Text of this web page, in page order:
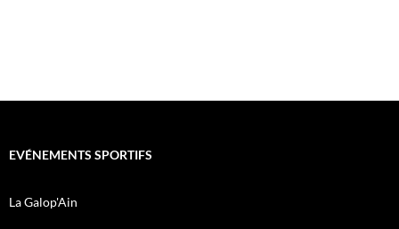
EVÉNEMENTS SPORTIFS
La Galop'Ain